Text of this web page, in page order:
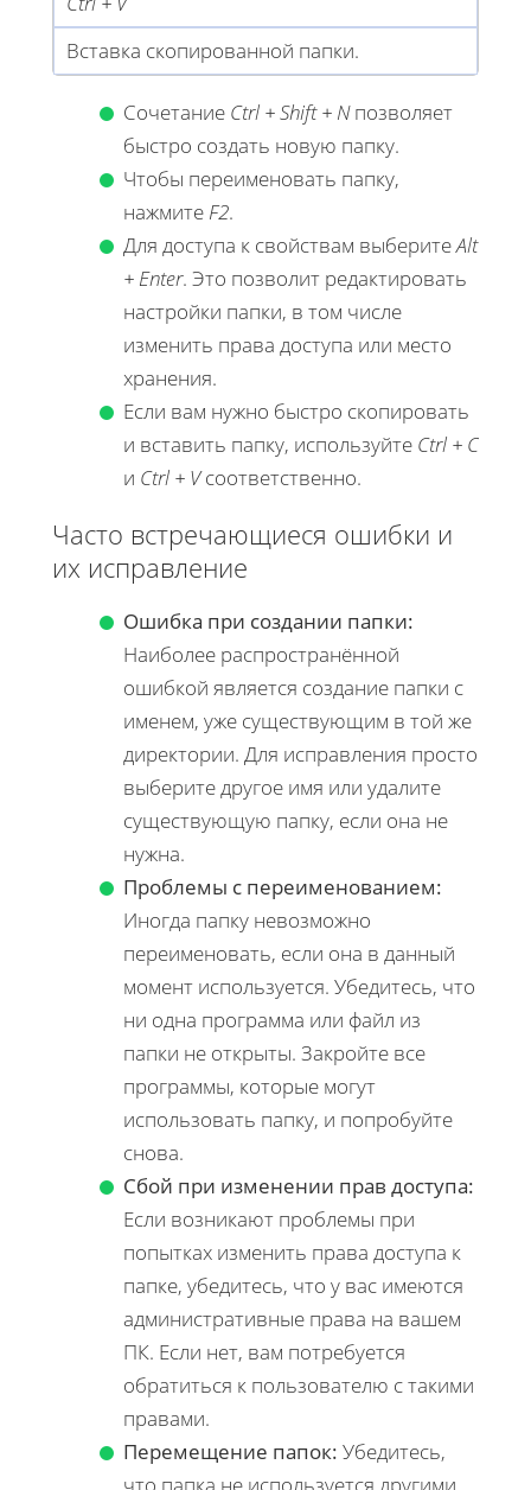
Вставка скопированной папки.
Сочетание Ctrl + Shift + Nпозволяет
быстро создать новую папку.
Чтобы переименовать папку,
нажмите F2.
Для доступа к свойствам выберитеAlt
+ Enter. Это позволит редактировать
настройки папки, в том числе
изменить права доступа или место
хранения.
Если вам нужно быстро скопировать
и вставить папку, используйте Ctrl + C
и Ctrl + Vсоответственно.
Часто встречающиеся ошибки и
их исправление
Ошибка при создании папки:
Наиболее распространённой
ошибкой является создание папки с
именем, уже существующим в той же
директории. Для исправления просто
выберите другое имя или удалите
существующую папку, если она не
нужна.
Проблемы с переименованием:
Иногда папку невозможно
переименовать, если она в данный
момент используется. Убедитесь, что
ни одна программа или файл из
папки не открыты. Закройте все
программы, которые могут
использовать папку, и попробуйте
снова.
Сбой при изменении прав доступа:
Если возникают проблемы при
попытках изменить права доступа к
папке, убедитесь, что у вас имеются
административные права на вашем
ПК. Если нет, вам потребуется
обратиться к пользователю с такими
правами.
Перемещение папок: Убедитесь,
что папка не используется другими